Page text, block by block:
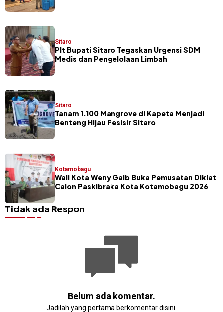
Sitaro
​Plt Bupati Sitaro Tegaskan Urgensi SDM
Medis dan Pengelolaan Limbah
Sitaro
Tanam 1.100 Mangrove di Kapeta Menjadi
Benteng Hijau Pesisir Sitaro
Kotamobagu
Wali Kota Weny Gaib Buka Pemusatan Diklat
Calon Paskibraka Kota Kotamobagu 2026
Tidak ada Respon
Belum ada komentar.
Jadilah yang pertama berkomentar disini.